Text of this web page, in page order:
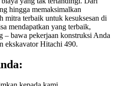
hingga memaksimalkan
mitra terbaik untuk kesuksesan di
mendapatkan yang terbaik,
– bawa pekerjaan konstruksi Anda
ekskavator Hitachi 490.